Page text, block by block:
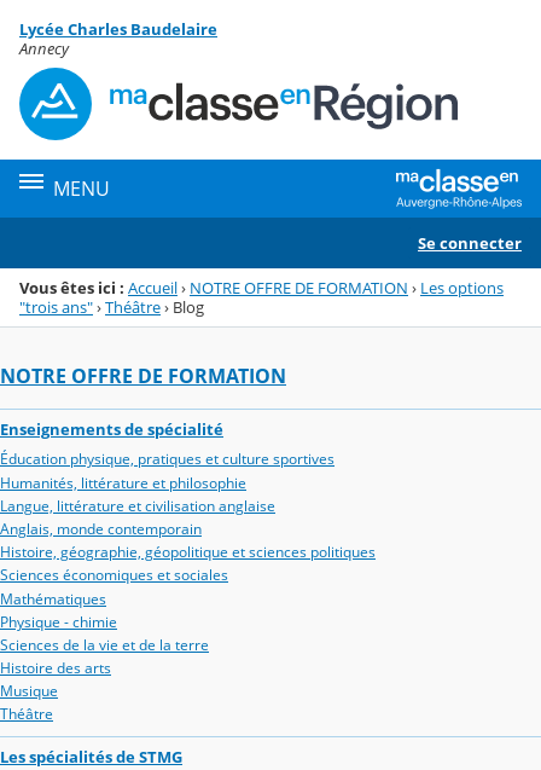
Menu de la rubrique
Contenu
Lycée Charles Baudelaire
Annecy
MENU
Se connecter
Vous êtes ici : Accueil› NOTRE OFFRE DE FORMATION › Les options
"trois ans"›Théâtre› Blog
NOTRE OFFRE DE FORMATION
Enseignements de spécialité
Éducation physique, pratiques et culture sportives
Humanités, littérature et philosophie
Langue, littérature et civilisation anglaise
Anglais, monde contemporain
Histoire, géographie, géopolitique et sciences politiques
Sciences économiques et sociales
Mathématiques
Physique - chimie
Sciences de la vie et de la terre
Histoire des arts
Musique
Théâtre
Les spécialités de STMG